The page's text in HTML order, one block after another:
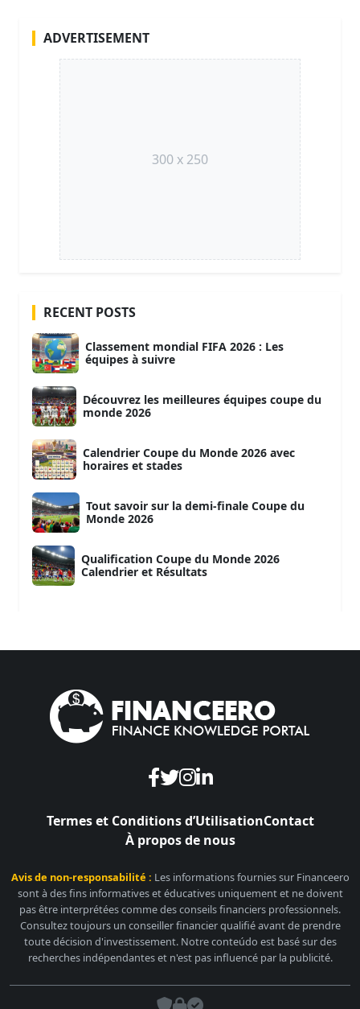
ADVERTISEMENT
300 x 250
RECENT POSTS
Classement mondial FIFA 2026 : Les
équipes à suivre
Découvrez les meilleures équipes coupe du
monde 2026
Calendrier Coupe du Monde 2026 avec
horaires et stades
Tout savoir sur la demi-finale Coupe du
Monde 2026
Qualification Coupe du Monde 2026
Calendrier et Résultats
Termes et Conditions d’UtilisationContact
À propos de nous
Avis de non-responsabilité : Les informations fournies sur Financeero
sont à des fins informatives et éducatives uniquement et ne doivent
pas être interprétées comme des conseils financiers professionnels.
Consultez toujours un conseiller financier qualifié avant de prendre
toute décision d'investissement. Notre conteúdo est basé sur des
recherches indépendantes et n'est pas influencé par la publicité.